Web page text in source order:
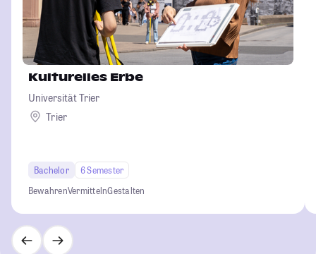
Kulturelles Erbe
Universität Trier
Trier
Bachelor
6 Semester
BewahrenVermittelnGestalten